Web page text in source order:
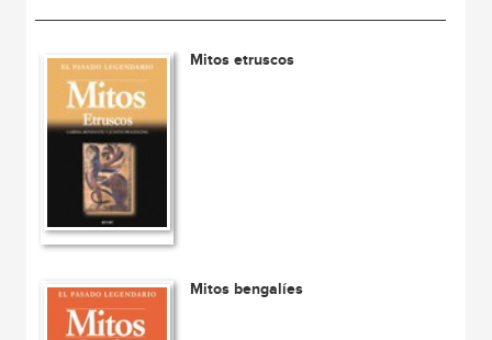
Mitos etruscos
Mitos bengalíes